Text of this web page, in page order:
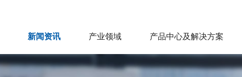
新闻资讯 产业领域 产品中心及解决方案